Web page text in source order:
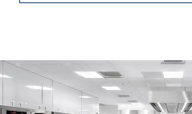
optimizando cada rincón
cómodos y altamente